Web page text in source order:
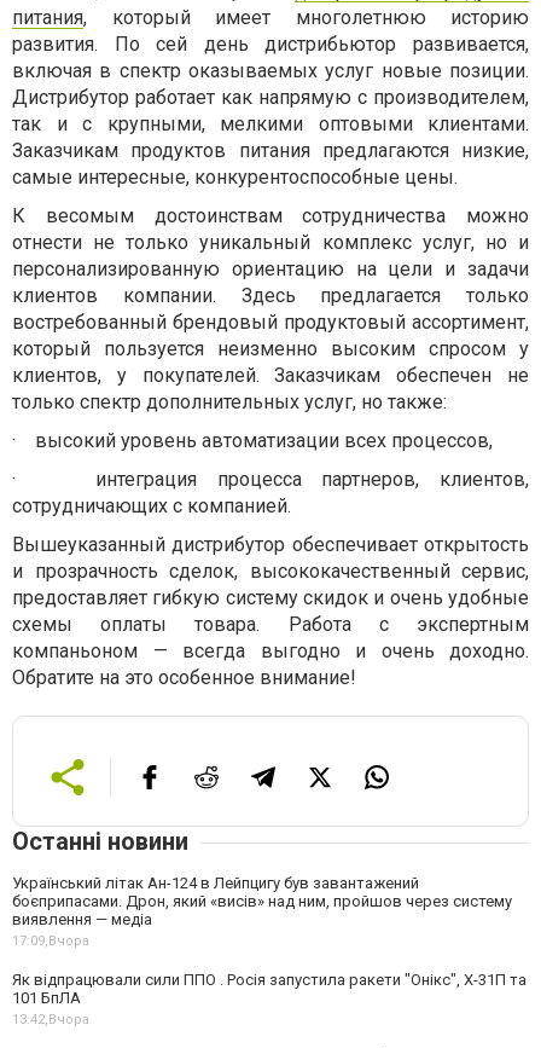
питания, который имеет многолетнюю историю
развития. По сей день дистрибьютор развивается,
включая в спектр оказываемых услуг новые позиции.
Дистрибутор работает как напрямую с производителем,
так и с крупными, мелкими оптовыми клиентами.
Заказчикам продуктов питания предлагаются низкие,
самые интересные, конкурентоспособные цены.
К весомым достоинствам сотрудничества можно
отнести не только уникальный комплекс услуг, но и
персонализированную ориентацию на цели и задачи
клиентов компании. Здесь предлагается только
востребованный брендовый продуктовый ассортимент,
который пользуется неизменно высоким спросом у
клиентов, у покупателей. Заказчикам обеспечен не
только спектр дополнительных услуг, но также:
· высокий уровень автоматизации всех процессов,
· интеграция процесса партнеров, клиентов,
сотрудничающих с компанией.
Вышеуказанный дистрибутор обеспечивает открытость
и прозрачность сделок, высококачественный сервис,
предоставляет гибкую систему скидок и очень удобные
схемы оплаты товара. Работа с экспертным
компаньоном — всегда выгодно и очень доходно.
Обратите на это особенное внимание!
Останні новини
Український літак Ан-124 в Лейпцигу був завантажений
боєприпасами. Дрон, який «висів» над ним, пройшов через систему
виявлення — медіа
17:09,Вчора
Як відпрацювали сили ППО . Росія запустила ракети "Онікс", Х-31П та
101 БпЛА
13:42,Вчора